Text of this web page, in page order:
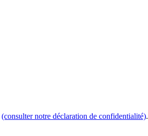
(consulter notre déclaration de confidentialité).